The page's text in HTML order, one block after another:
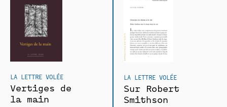
LA LETTRE VOLÉE
Vertiges de
la main
LA LETTRE VOLÉE
Sur Robert
Smithson